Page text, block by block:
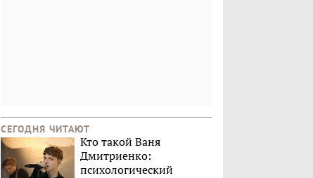
СЕГОДНЯ ЧИТАЮТ
Кто такой Ваня
Дмитриенко:
психологический